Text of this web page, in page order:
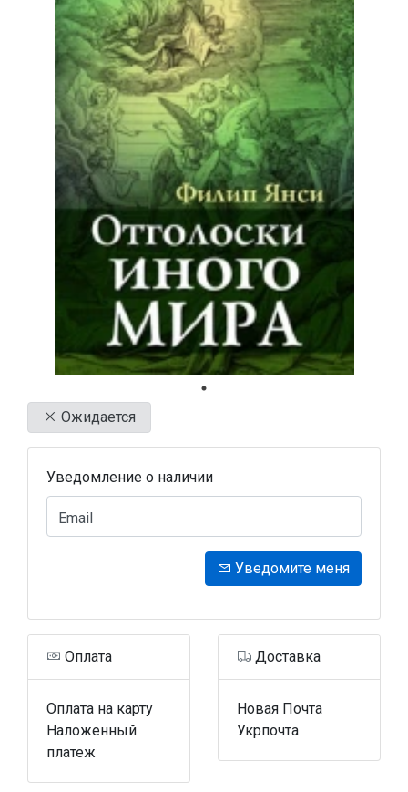
Ожидается
Уведомление о наличии
Email
Уведомите меня
Оплата
Оплата на карту
Наложенный
платеж
Доставка
Новая Почта
Укрпочта